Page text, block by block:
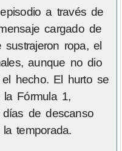
a través de
cargado de
ropa, el
aunque no dio
hecho. El hurto se
Fórmula 1,
de descanso
temporada.